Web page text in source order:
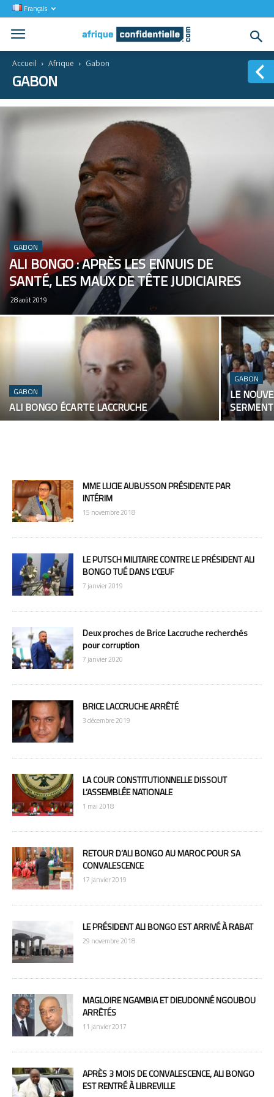
Français
Accueil Afrique Gabon
GABON
GABON
ALI BONGO : APRÈS LES ENNUIS DE
SANTÉ, LES MAUX DE TÊTE JUDICIAIRES
28 août 2019
GABON
ALI BONGO ÉCARTE LACCRUCHE
GABON
LE
MME LUCIE AUBUSSON PRÉSIDENTE PAR
INTÉRIM
15 novembre 2018
LE PUTSCH MILITAIRE CONTRE LE PRÉSIDENT ALI
BONGO TUÉ DANS L’ŒUF
7 janvier 2019
Deux proches de Brice Laccruche recherchés
pour corruption
7 janvier 2020
BRICE LACCRUCHE ARRÊTÉ
3 décembre 2019
LA COUR CONSTITUTIONNELLE DISSOUT
L’ASSEMBLÉE NATIONALE
1 mai 2018
RETOUR D’ALI BONGO AU MAROC POUR SA
CONVALESCENCE
17 janvier 2019
LE PRÉSIDENT ALI BONGO EST ARRIVÉ À RABAT
29 novembre 2018
MAGLOIRE NGAMBIA ET DIEUDONNÉ NGOUBOU
ARRÊTÉS
11 janvier 2017
APRÈS 3 MOIS DE CONVALESCENCE, ALI BONGO
EST RENTRÉ À LIBREVILLE